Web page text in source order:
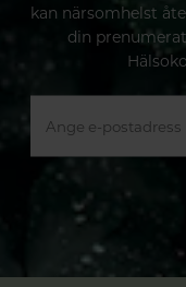
kan närsomhelst
din